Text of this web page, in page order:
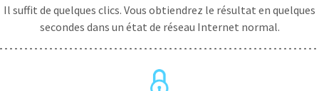
Il suffit de quelques clics. Vous obtiendrez le résultat en quelques
secondes dans un état de réseau Internet normal.